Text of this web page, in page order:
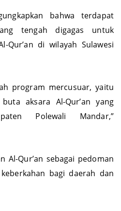
bahwa terdapat
tengah digagas untuk
Qur’an di wilayah Sulawesi
program mercusuar, yaitu
aksara Al-Qur’an yang
Polewali Mandar,”
Al-Qur’an sebagai pedoman
bagi daerah dan